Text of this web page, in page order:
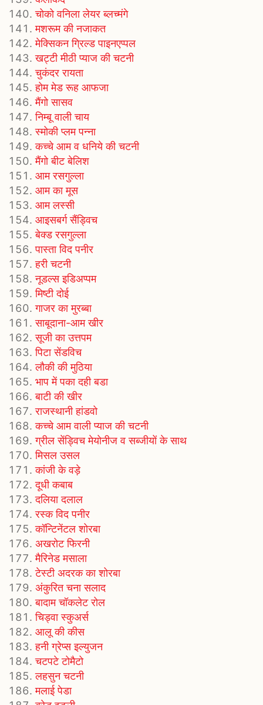
चोको वनिला लेयर ब्लच्मंगे
मशरूम की नजाकत
मेक्सिकन ग्रिल्ड पाइनएप्पल
खट्टी मीठी प्याज की चटनी
चुकंदर रायता
होम मेड रूह आफजा
मैंगो सासव
निम्बू वाली चाय
स्मोकी प्लम पन्ना
कच्चे आम व धनिये की चटनी
मैंगो बीट बेलिश
आम रसगुल्ला
आम का मूस
आम लस्सी
आइसबर्ग सैंड्विच
बेक्ड रसगुल्ला
पास्ता विद पनीर
हरी चटनी
नूडल्स इडिअप्पम
मिष्टी दोई
गाजर का मुरब्बा
साबूदाना-आम खीर
सूजी का उत्तपम
पिटा सेंडविच
लौकी की मुठिया
भाप में पका दही बडा
बाटी की खीर
राजस्थानी हांडवो
कच्चे आम वाली प्याज की चटनी
ग्रील सेंड्विच मेयोनीज व सब्जीयों के साथ
मिसल उसल
कांजी के वड़े
दूधी कबाब
दलिया दलाल
रस्क विद पनीर
कॉन्टिनेंटल शोरबा
अखरोट फिरनी
मैरिनेड मसाला
टेस्टी अदरक का शोरबा
अंकुरित चना सलाद
बादाम चॉकलेट रोल
चिड्वा स्कुअर्स
आलू की कीस
हनी ग्रेप्स इल्युजन
चटपटे टोमैटो
लहसुन चटनी
मलाई पेडा